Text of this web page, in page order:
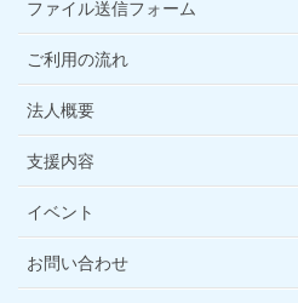
ファイル送信フォーム
ご利用の流れ
法人概要
支援内容
イベント
お問い合わせ